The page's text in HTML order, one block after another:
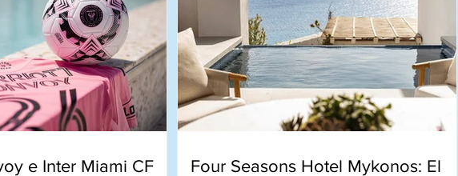
e Inter Miami CF
Four Seasons Hotel Mykonos: El